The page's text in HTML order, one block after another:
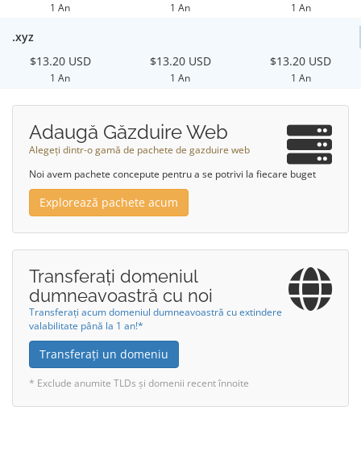
1 An 1 An 1 An
.xyz
$13.20 USD
1 An
$13.20 USD
1 An
$13.20 USD
1 An
Adaugă Găzduire Web
Alegeți dintr-o gamă de pachete de gazduire web
Noi avem pachete concepute pentru a se potrivi la fiecare buget
Explorează pachete acum
Transferați domeniul
dumneavoastră cu noi
Transferați acum domeniul dumneavoastră cu extindere
valabilitate până la 1 an!*
Transferați un domeniu
* Exclude anumite TLDs și domenii recent înnoite